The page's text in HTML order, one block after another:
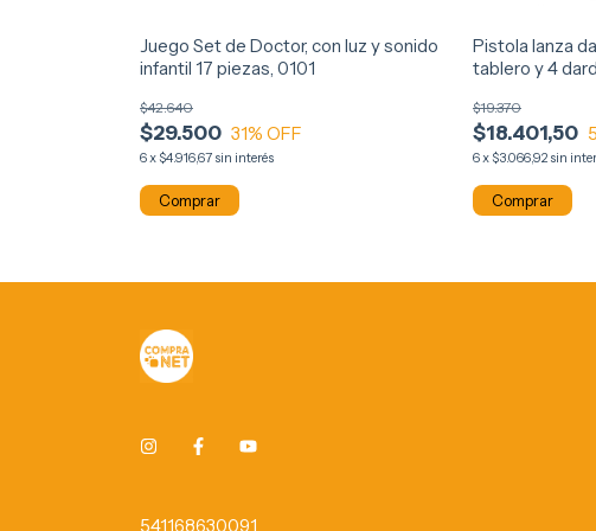
Juego Set de Doctor, con luz y sonido
infantil 17 piezas, 0101
$29.500
$42.640
31% OFF
6x$4.916,67 sin interés
Pistola lanza
tablero y 4
$18.401,50
$19.370
5
6x$3.066,92 sin
541168630091